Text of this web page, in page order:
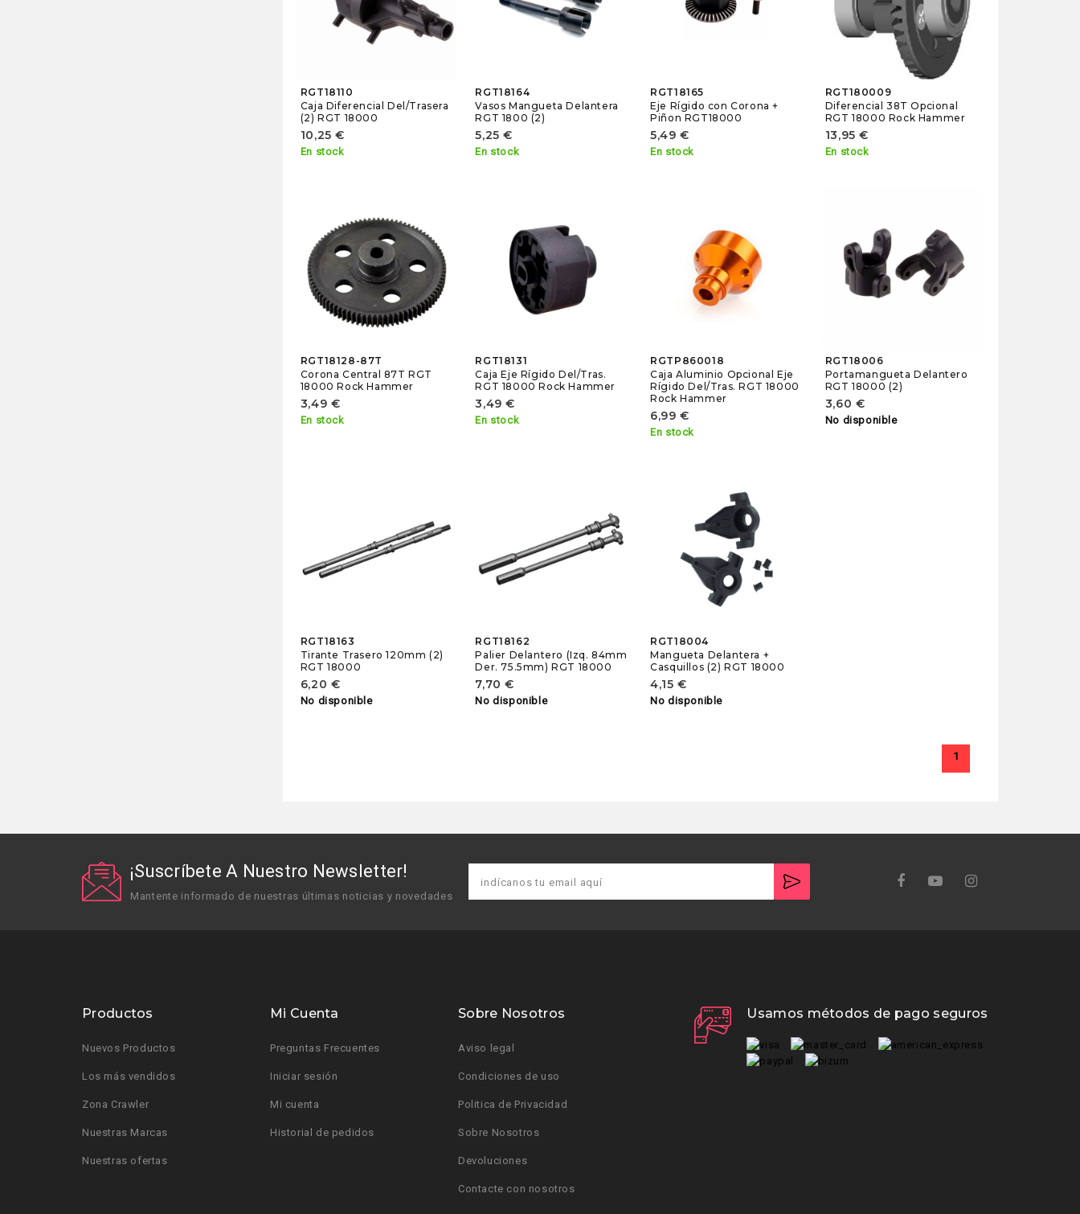
RGT18110
Caja Diferencial Del/Trasera
(2) RGT 18000
10,25 €
En stock
RGT18164
Vasos Mangueta Delantera
RGT 1800 (2)
5,25 €
En stock
RGT18165
Eje Rígido con Corona +
Piñon RGT18000
5,49 €
En stock
RGT180009
Diferencial 38T Opcional
RGT 18000 Rock Hammer
13,95 €
En stock
RGT18128-87T
Corona Central 87T RGT
18000 Rock Hammer
3,49 €
En stock
RGT18131
Caja Eje Rígido Del/Tras.
RGT 18000 Rock Hammer
3,49 €
En stock
RGTP860018
Caja Aluminio Opcional Eje
Rígido Del/Tras. RGT 18000
Rock Hammer
6,99 €
En stock
RGT18006
Portamangueta Delantero
RGT 18000 (2)
3,60 €
No disponible
RGT18163
Tirante Trasero 120mm (2)
RGT 18000
6,20 €
No disponible
RGT18162
Palier Delantero (Izq. 84mm
Der. 75.5mm) RGT 18000
7,70 €
No disponible
RGT18004
Mangueta Delantera +
Casquillos (2) RGT 18000
4,15 €
No disponible
1
¡Suscríbete A Nuestro Newsletter!
Mantente informado de nuestras últimas noticias y novedades
Productos
Nuevos Productos
Los más vendidos
Zona Crawler
Nuestras Marcas
Nuestras ofertas
Mi Cuenta
Preguntas Frecuentes
Iniciar sesión
Mi cuenta
Historial de pedidos
Sobre Nosotros
Aviso legal
Condiciones de uso
Politica de Privacidad
Sobre Nosotros
Devoluciones
Contacte con nosotros
Usamos métodos de pago seguros